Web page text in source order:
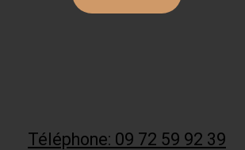
Téléphone: 09 72 59 92 39